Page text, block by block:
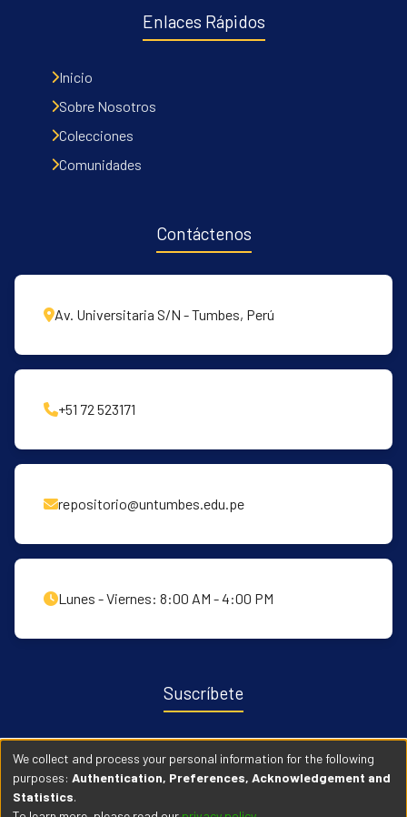
Enlaces Rápidos
Inicio
Sobre Nosotros
Colecciones
Comunidades
Contáctenos
Av. Universitaria S/N - Tumbes, Perú
+51 72 523171
repositorio@untumbes.edu.pe
Lunes - Viernes: 8:00 AM - 4:00 PM
Suscríbete
Recibe notificaciones sobre nuevas publicaciones y eventos
relacionados con el repositorio. ingresa Aqui →
We collect and process your personal information for the following
purposes: Authentication, Preferences, Acknowledgement and
Statistics.